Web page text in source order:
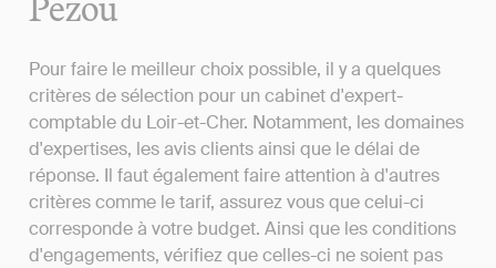
Pour faire le meilleur choix possible, il y a quelques
critères de sélection pour un cabinet d'expert-
comptable du Loir-et-Cher. Notamment, les domaines
d'expertises, les avis clients ainsi que le délai de
réponse. Il faut également faire attention à d'autres
critères comme le tarif, assurez vous que celui-ci
corresponde à votre budget. Ainsi que les conditions
d'engagements, vérifiez que celles-ci ne soient pas